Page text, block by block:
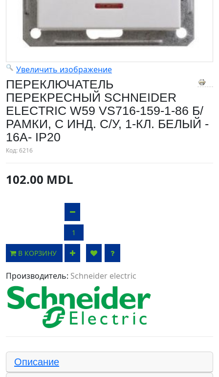
Увеличить изображение
ПЕРЕКЛЮЧАТЕЛЬ
ПЕРЕКРЕСНЫЙ SCHNEIDER
ELECTRIC W59 VS716-159-1-86 Б/
РАМКИ, С ИНД. С/У, 1-КЛ. БЕЛЫЙ -
16А- IP20
Код:6216
102.00 MDL
В КОРЗИНУ
Производитель: Schneider electric
Описание